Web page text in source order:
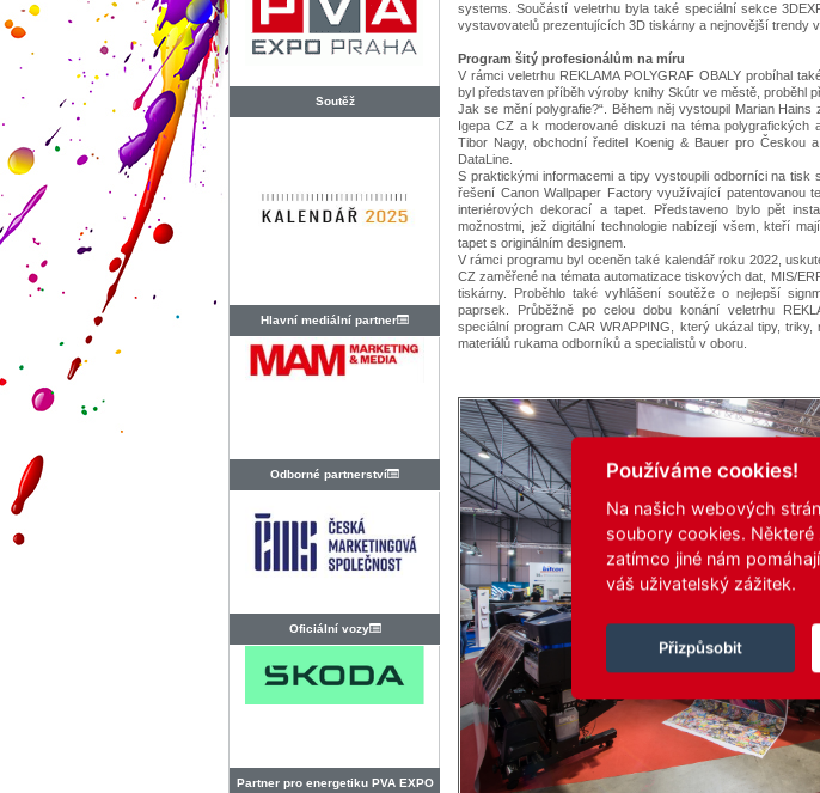
Soutěž
Hlavní mediální partner
Odborné partnerství
Oficiální vozy
Partner pro energetiku PVA EXPO
systems. Součástí veletrhu byla také speciální sekce
vystavovatelů prezentujících 3D tiskárny a nejnovější trendy v
Program šitý profesionálům na míru
V rámci veletrhu REKLAMA POLYGRAF OBALY probíhal
byl představen příběh výroby knihy Skútr ve městě, proběhl
Jak se mění polygrafie?“. Během něj vystoupil Marian
Igepa CZ a k moderované diskuzi na téma polygrafických
Tibor Nagy, obchodní ředitel Koenig & Bauer pro Českou
DataLine.
S praktickými informacemi a tipy vystoupili odborníci na tisk
řešení Canon Wallpaper Factory využívající patentovanou
interiérových dekorací a tapet. Představeno bylo pět
možnostmi, jež digitální technologie nabízejí všem, kteří
tapet s originálním designem.
V rámci programu byl oceněn také kalendář roku 2022,
CZ zaměřené na témata automatizace tiskových dat, MIS/
tiskárny. Proběhlo také vyhlášení soutěže o nejlepší
paprsek. Průběžně po celou dobu konání veletrhu
speciální program CAR WRAPPING, který ukázal tipy,
materiálů rukama odborníků a specialistů v oboru.
Používáme cookies!
Na našich webových
soubory cookies. Některé
zatímco jiné nám
váš uživatelský zážitek.
Přizpůsobit